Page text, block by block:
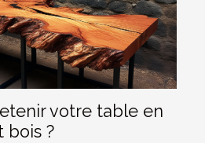
votre table en
bois ?